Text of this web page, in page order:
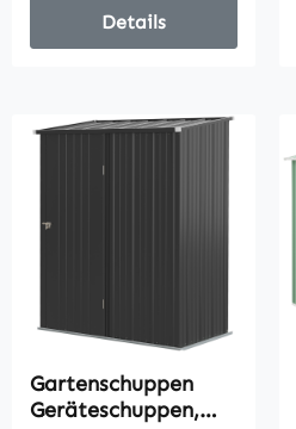
Details
Gartenschuppen
Geräteschuppen,